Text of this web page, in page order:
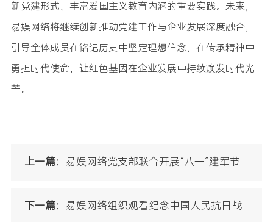
新党建形式、丰富爱国主义教育内涵的重要实践。未来，
易娱网络将继续创新推动党建工作与企业发展深度融合，
引导全体成员在铭记历史中坚定理想信念，在传承精神中
勇担时代使命，让红色基因在企业发展中持续焕发时代光
芒。
上一篇： 易娱网络党支部联合开展“八一”建军节
下一篇： 易娱网络组织观看纪念中国人民抗日战